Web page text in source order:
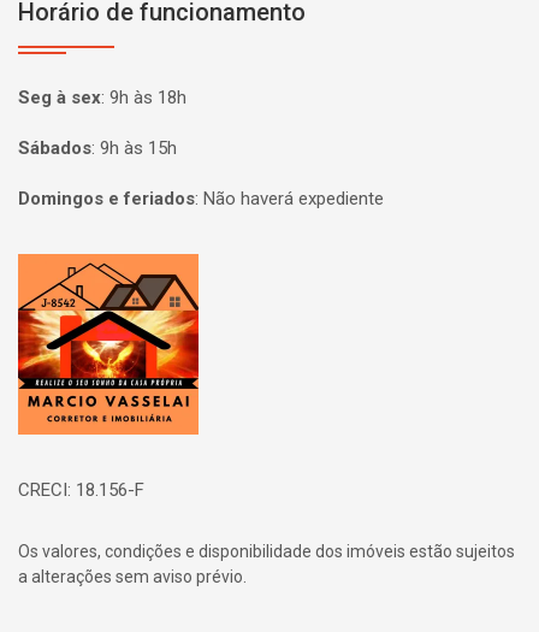
Horário de funcionamento
Seg à sex: 9h às 18h
Sábados: 9h às 15h
Domingos e feriados: Não haverá expediente
Página inicial
CRECI: 18.156-F
Os valores, condições e disponibilidade dos imóveis estão sujeitos
a alterações sem aviso prévio.